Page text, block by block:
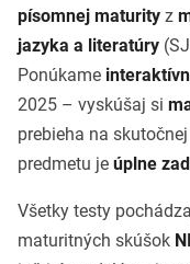
písomnej maturity z
jazyka a literatúry
Ponúkame
2025 – vyskúšaj si
prebieha na
predmetu je úplne
Všetky testy
maturitných skúšok